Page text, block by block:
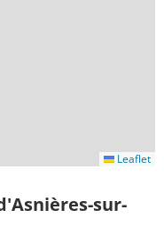
Leaflet
sur-